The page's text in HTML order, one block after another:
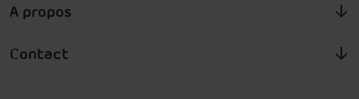
A propos
Contact